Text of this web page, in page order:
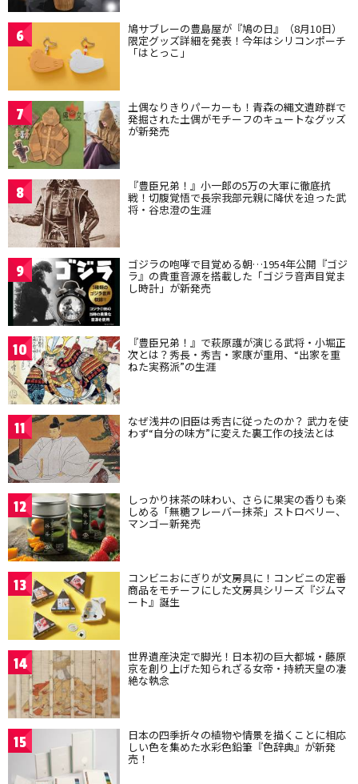
6 鳩サブレーの豊島屋が『鳩の日』（8月10日）
限定グッズ詳細を発表！今年はシリコンポーチ
「はとっこ」
7 土偶なりきりパーカーも！青森の縄文遺跡群で
発掘された土偶がモチーフのキュートなグッズ
が新発売
8 『豊臣兄弟！』小一郎の5万の大軍に徹底抗
戦！切腹覚悟で長宗我部元親に降伏を迫った武
将・谷忠澄の生涯
9 ゴジラの咆哮で目覚める朝…1954年公開『ゴジ
ラ』の貴重音源を搭載した「ゴジラ音声目覚ま
し時計」が新発売
10 『豊臣兄弟！』で萩原護が演じる武将・小堀正
次とは？秀長・秀吉・家康が重用、“出家を重
ねた実務派”の生涯
11 なぜ浅井の旧臣は秀吉に従ったのか？ 武力を使
わず“自分の味方”に変えた裏工作の技法とは
12 しっかり抹茶の味わい、さらに果実の香りも楽
しめる「無糖フレーバー抹茶」ストロベリー、
マンゴー新発売
13 コンビニおにぎりが文房具に！コンビニの定番
商品をモチーフにした文房具シリーズ『ジムマ
ート』誕生
14 世界遺産決定で脚光！日本初の巨大都城・藤原
京を創り上げた知られざる女帝・持統天皇の凄
絶な執念
15 日本の四季折々の植物や情景を描くことに相応
しい色を集めた水彩色鉛筆『色辞典』が新発
売！